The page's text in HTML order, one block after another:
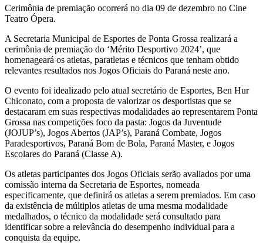
Cerimônia de premiação ocorrerá no dia 09 de dezembro no Cine
Teatro Ópera.
A Secretaria Municipal de Esportes de Ponta Grossa realizará a
cerimônia de premiação do ‘Mérito Desportivo 2024’, que
homenageará os atletas, paratletas e técnicos que tenham obtido
relevantes resultados nos Jogos Oficiais do Paraná neste ano.
O evento foi idealizado pelo atual secretário de Esportes, Ben Hur
Chiconato, com a proposta de valorizar os desportistas que se
destacaram em suas respectivas modalidades ao representarem Ponta
Grossa nas competições foco da pasta: Jogos da Juventude
(JOJUP’s), Jogos Abertos (JAP’s), Paraná Combate, Jogos
Paradesportivos, Paraná Bom de Bola, Paraná Master, e Jogos
Escolares do Paraná (Classe A).
Os atletas participantes dos Jogos Oficiais serão avaliados por uma
comissão interna da Secretaria de Esportes, nomeada
especificamente, que definirá os atletas a serem premiados. Em caso
da existência de múltiplos atletas de uma mesma modalidade
medalhados, o técnico da modalidade será consultado para
identificar sobre a relevância do desempenho individual para a
conquista da equipe.